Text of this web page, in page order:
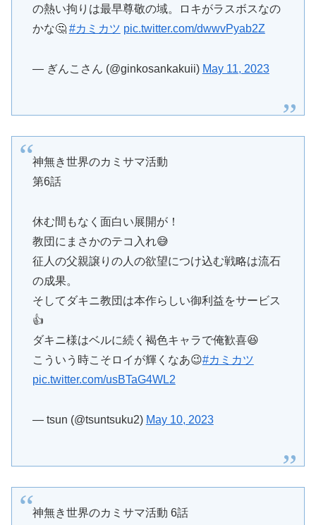
の熱い拘りは最早尊敬の域。ロキがラスボスなの
かな🤔 #カミカツ pic.twitter.com/dwwvPyab2Z
— ぎんこさん (@ginkosankakuii) May 11, 2023
神無き世界のカミサマ活動
第6話
休む間もなく面白い展開が！
教団にまさかのテコ入れ😅
征人の父親譲りの人の欲望につけ込む戦略は流石
の成果。
そしてダキニ教団は本作らしい御利益をサービス
👍
ダキニ様はベルに続く褐色キャラで俺歓喜😆
こういう時こそロイが輝くなあ😉#カミカツ
pic.twitter.com/usBTaG4WL2
— tsun (@tsuntsuku2) May 10, 2023
神無き世界のカミサマ活動 6話